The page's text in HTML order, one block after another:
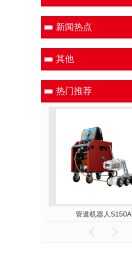
新闻热点
其他
热门推荐
管道机器人S150A